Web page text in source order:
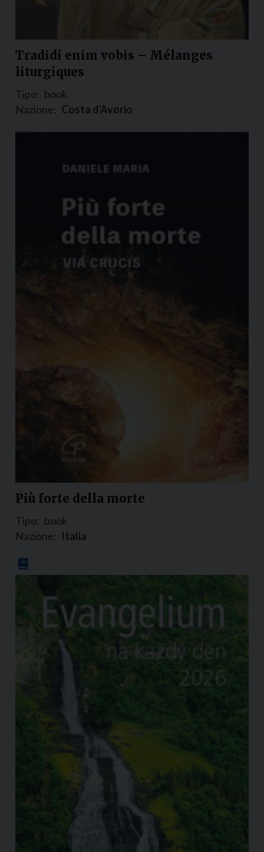
Tradidi enim vobis – Mélanges
liturgiques
Tipo: book
Nazione: Costa d'Avorio
Più forte della morte
Tipo: book
Nazione: Italia